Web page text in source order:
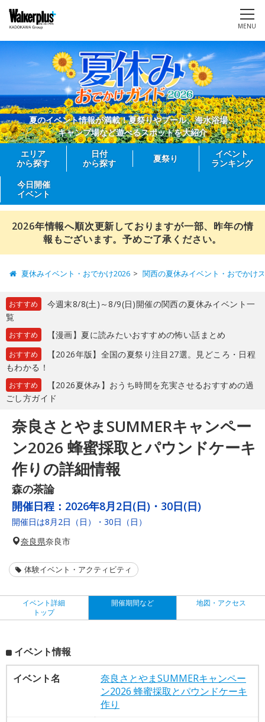
MENU
夏のイベント情報が満載！夏祭りやプール、海水浴場、
キャンプ場など遊べるスポットを大紹介
エリア
から探す
日付
から探す
夏祭り
イベント
ランキング
今日開催
イベント
2026年情報へ順次更新しておりますが一部、昨年の情
報もございます。予めご了承ください。
夏休みイベント・おでかけ2026 関西の夏休みイベント・おでかけ
おすすめ
今週末8/8(土)～8/9(日)開催の関西の夏休みイベント一
覧
おすすめ 【漫画】夏に読みたいおすすめの怖い話まとめ
おすすめ
【2026年版】全国の夏祭り注目27選。見どころ・日程
もわかる！
おすすめ
【2026夏休み】おうち時間を充実させるおすすめの過
ごし方ガイド
奈良さとやまSUMMERキャンペー
ン2026 蜂蜜採取とパウンドケーキ
作りの詳細情報
森の茶論
開催日程： 2026年8月2日(日)・30日(日)
開催日は8月2日（日）・30日（日）
奈良県奈良市
体験イベント・アクティビティ
イベント詳細
トップ
開催期間など 地図・アクセス
イベント情報
イベント名
奈良さとやまSUMMERキャンペー
ン2026 蜂蜜採取とパウンドケーキ
作り